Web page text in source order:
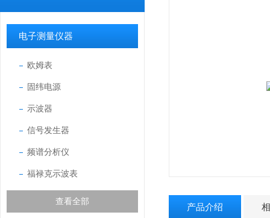
电子测量仪器
欧姆表
固纬电源
示波器
信号发生器
频谱分析仪
福禄克示波表
查看全部
产品介绍